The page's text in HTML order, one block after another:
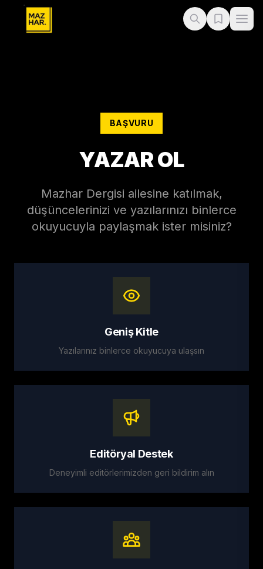
BAŞVURU
YAZAR OL
Mazhar Dergisi ailesine katılmak,
düşüncelerinizi ve yazılarınızı binlerce
okuyucuyla paylaşmak ister misiniz?
Geniş Kitle
Yazılarınız binlerce okuyucuya ulaşsın
Editöryal Destek
Deneyimli editörlerimizden geri bildirim alın